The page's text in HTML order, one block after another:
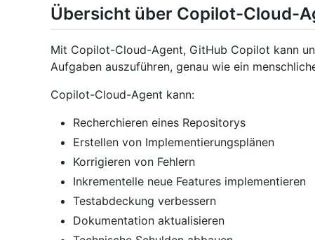
Übersicht über Copilot-Cloud-
Mit Copilot-Cloud-Agent, GitHub Copilot kann
Aufgaben auszuführen, genau wie ein
Copilot-Cloud-Agent kann:
Recherchieren eines Repositorys
Erstellen von Implementierungsplänen
Korrigieren von Fehlern
Inkrementelle neue Features implementieren
Testabdeckung verbessern
Dokumentation aktualisieren